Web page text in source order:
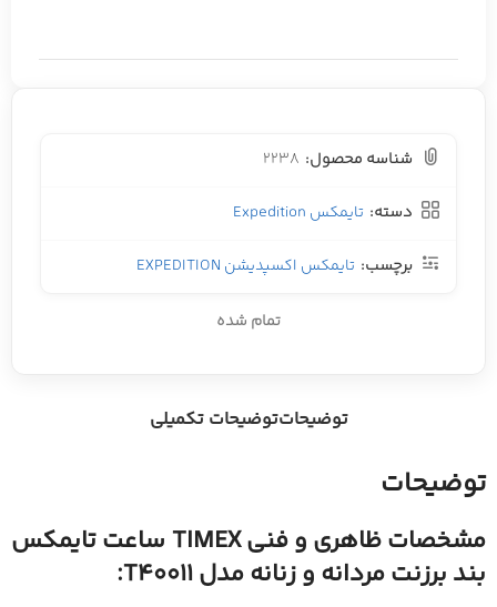
شناسه محصول: 2238
دسته: تایمکس Expedition
برچسب: تایمکس اکسپدیشن EXPEDITION
تمام شده
توضیحاتتوضیحات تکمیلی
توضیحات
مشخصات ظاهری و فنی TIMEX ساعت تایمکس
بند برزنت مردانه و زنانه مدل T40011: